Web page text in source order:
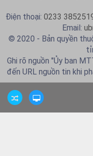
Điện thoại: 0233
Email:
© 2020 - Bản quyền
Ghi rõ nguồn "Ủy ban
đến URL nguồn tin khi